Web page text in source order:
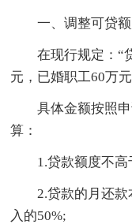
一、调整可贷额
在现行规定：“贷
元，已婚职工60万元
具体金额按照申
算：
1.贷款额度不高
2.贷款的月还款
入的50%;